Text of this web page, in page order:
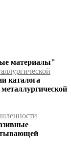
материалы"
каталога